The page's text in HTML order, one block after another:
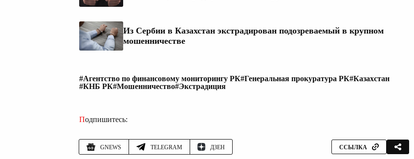
Из Сербии в Казахстан экстрадирован подозреваемый в крупном
мошенничестве
#Агентство по финансовому мониторингу РК#Генеральная прокуратура РК#Казахстан
#КНБ РК#Мошенничество#Экстрадиция
Подпишитесь:
GNEWS TELEGRAM ДЗЕН ССЫЛКА